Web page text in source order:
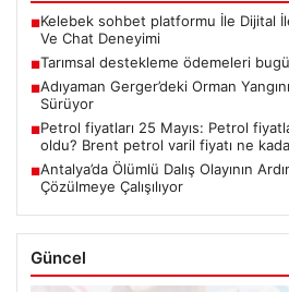
■Kelebek sohbet platformu İle Dijital
Ve Chat Deneyimi
■Tarımsal destekleme ödemeleri
■Adıyaman Gerger’deki Orman
Sürüyor
■Petrol fiyatları 25 Mayıs: Petrol
oldu? Brent petrol varil fiyatı ne
■Antalya’da Ölümlü Dalış Olayının
Çözülmeye Çalışılıyor
Güncel